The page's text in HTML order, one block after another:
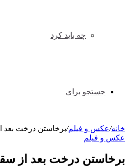
چه باید کرد
جستجو برای
خانه/عکس و فیلم/برخاستن درخت بعد
عکس و فیلم
برخاستن درخت بعد از